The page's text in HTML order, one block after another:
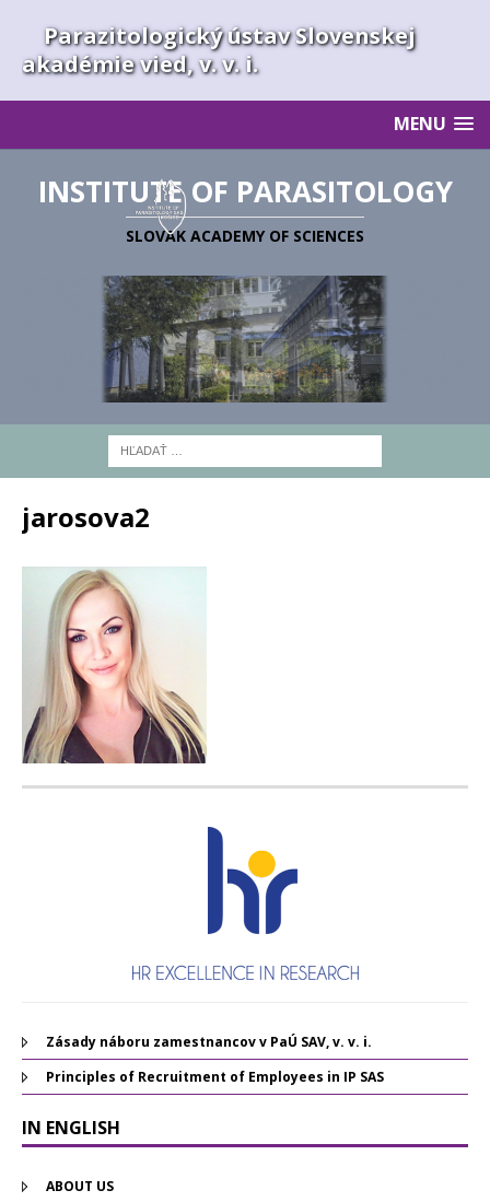
Parazitologický ústav Slovenskej
akadémie vied, v. v. i.
MENU
INSTITUTE OF PARASITOLOGY
SLOVAK ACADEMY OF SCIENCES
jarosova2
Zásady náboru zamestnancov v PaÚ SAV, v. v. i.
Principles of Recruitment of Employees in IP SAS
IN ENGLISH
ABOUT US